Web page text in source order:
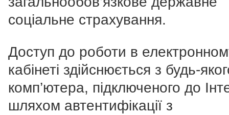
соціальне страхування.
Доступ до роботи в
кабінеті здійснюється з будь-
комп’ютера, підключеного до
шляхом автентифікації з